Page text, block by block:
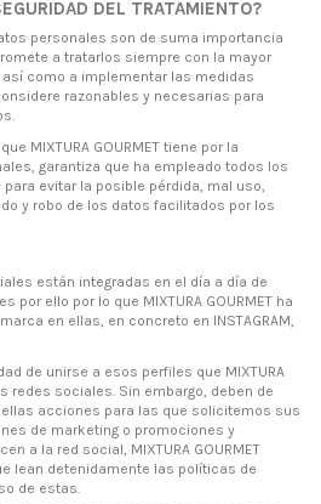
DEL TRATAMIENTO?
personales son de suma importancia
a tratarlos siempre con la mayor
como a implementar las medidas
razonables y necesarias para
MIXTURA GOURMET tiene por la
garantiza que ha empleado todos los
evitar la posible pérdida, mal uso,
y robo de los datos facilitados por los
están integradas en el día a día de
por ello por lo que MIXTURA GOURMET ha
en ellas, en concreto en INSTAGRAM,
de unirse a esos perfiles que MIXTURA
redes sociales. Sin embargo, deben de
acciones para las que solicitemos sus
de marketing o promociones y
a la red social, MIXTURA GOURMET
lean detenidamente las políticas de
de estas.